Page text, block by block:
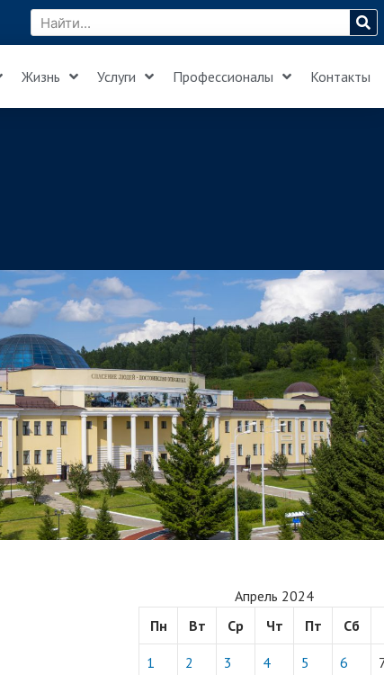
Жизнь Услуги Профессионалы Контакты
Апрель 2024
Пн
Вт Ср Чт Пт Сб
1 2 3 4 5 6